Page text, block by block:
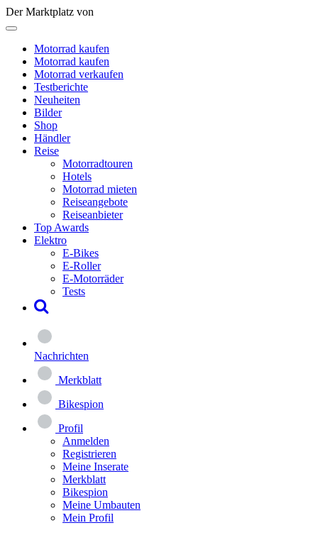
Der Marktplatz von
Motorrad kaufen
Motorrad kaufen
Motorrad verkaufen
Testberichte
Neuheiten
Bilder
Shop
Händler
Reise
Motorradtouren
Hotels
Motorrad mieten
Reiseangebote
Reiseanbieter
Top Awards
Elektro
E-Bikes
E-Roller
E-Motorräder
Tests
Nachrichten
Merkblatt
Bikespion
Profil
Anmelden
Registrieren
Meine Inserate
Merkblatt
Bikespion
Meine Umbauten
Mein Profil